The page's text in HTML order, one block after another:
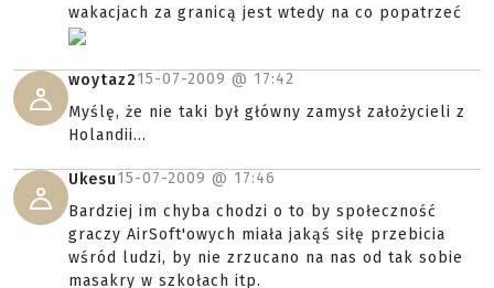
wakacjach za granicą jest wtedy na co popatrzeć
woytaz215-07-2009 @ 17:42
Myślę, że nie taki był główny zamysł założycieli z
Holandii...
Ukesu15-07-2009 @ 17:46
Bardziej im chyba chodzi o to by społeczność
graczy AirSoft'owych miała jakąś siłę przebicia
wśród ludzi, by nie zrzucano na nas od tak sobie
masakry w szkołach itp.